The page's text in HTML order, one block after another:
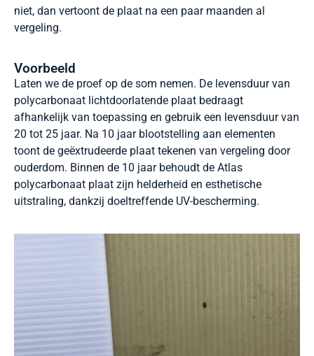
niet, dan vertoont de plaat na een paar maanden al
vergeling.
Voorbeeld
Laten we de proef op de som nemen. De levensduur van
polycarbonaat lichtdoorlatende plaat bedraagt
afhankelijk van toepassing en gebruik een levensduur van
20 tot 25 jaar. Na 10 jaar blootstelling aan elementen
toont de geëxtrudeerde plaat tekenen van vergeling door
ouderdom. Binnen de 10 jaar behoudt de Atlas
polycarbonaat plaat zijn helderheid en esthetische
uitstraling, dankzij doeltreffende UV-bescherming.